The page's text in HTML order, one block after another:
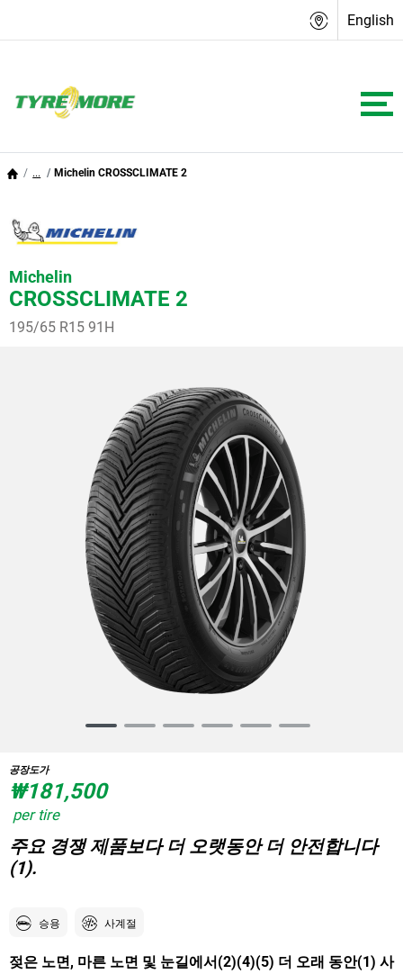
English
... Michelin CROSSCLIMATE 2
Michelin
CROSSCLIMATE 2
195/65 R15 91H
of
6
공장도가
₩181,500
per tire
주요 경쟁 제품보다 더 오랫동안 더 안전합니다
(1).
승용 사계절
젖은 노면, 마른 노면 및 눈길에서(2)(4)(5) 더 오래 동안(1) 사